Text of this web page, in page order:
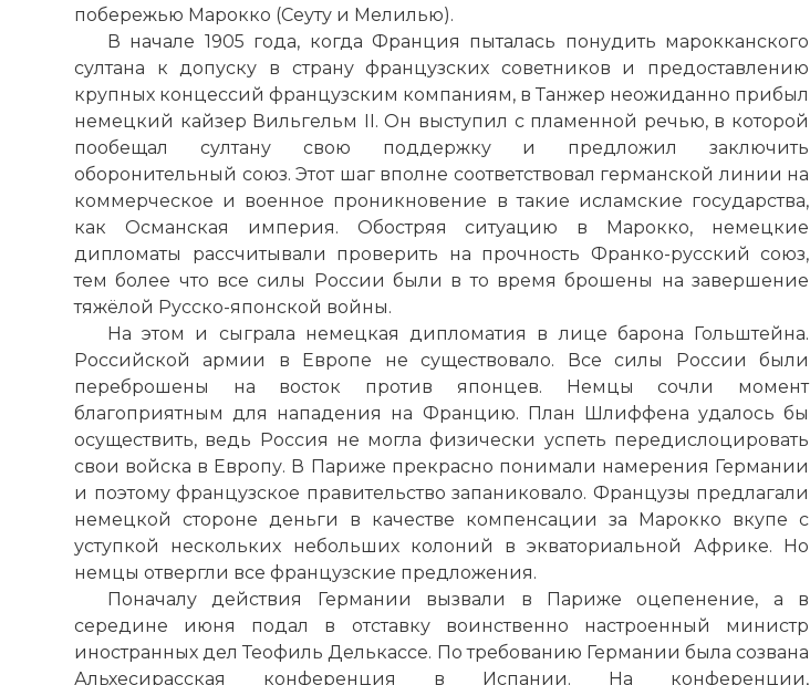
побережью Марокко (Сеуту и Мелилью).
В начале 1905 года, когда Франция пыталась понудить марокканского
султана к допуску в страну французских советников и предоставлению
крупных концессий французским компаниям, в Танжер неожиданно прибыл
немецкий кайзер Вильгельм II. Он выступил с пламенной речью, в которой
пообещал султану свою поддержку и предложил заключить
оборонительный союз. Этот шаг вполне соответствовал германской линии на
коммерческое и военное проникновение в такие исламские государства,
как Османская империя. Обостряя ситуацию в Марокко, немецкие
дипломаты рассчитывали проверить на прочность Франко-русский союз,
тем более что все силы России были в то время брошены на завершение
тяжёлой Русско-японской войны.
На этом и сыграла немецкая дипломатия в лице барона Гольштейна.
Российской армии в Европе не существовало. Все силы России были
переброшены на восток против японцев. Немцы сочли момент
благоприятным для нападения на Францию. План Шлиффена удалось бы
осуществить, ведь Россия не могла физически успеть передислоцировать
свои войска в Европу. В Париже прекрасно понимали намерения Германии
и поэтому французское правительство запаниковало. Французы предлагали
немецкой стороне деньги в качестве компенсации за Марокко вкупе с
уступкой нескольких небольших колоний в экваториальной Африке. Но
немцы отвергли все французские предложения.
Поначалу действия Германии вызвали в Париже оцепенение, а в
середине июня подал в отставку воинственно настроенный министр
иностранных дел Теофиль Делькассе. По требованию Германии была созвана
Альхесирасская конференция в Испании. На конференции,